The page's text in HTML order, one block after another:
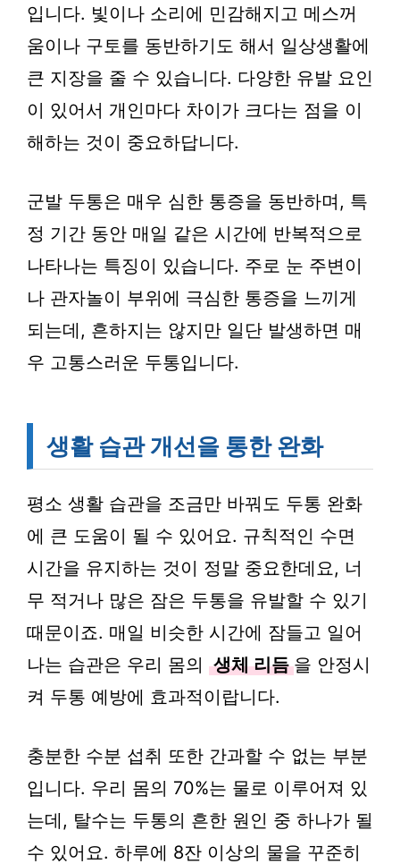
입니다. 빛이나 소리에 민감해지고 메스꺼
움이나 구토를 동반하기도 해서 일상생활에
큰 지장을 줄 수 있습니다. 다양한 유발 요인
이 있어서 개인마다 차이가 크다는 점을 이
해하는 것이 중요하답니다.
군발 두통은 매우 심한 통증을 동반하며, 특
정 기간 동안 매일 같은 시간에 반복적으로
나타나는 특징이 있습니다. 주로 눈 주변이
나 관자놀이 부위에 극심한 통증을 느끼게
되는데, 흔하지는 않지만 일단 발생하면 매
우 고통스러운 두통입니다.
생활 습관 개선을 통한 완화
평소 생활 습관을 조금만 바꿔도 두통 완화
에 큰 도움이 될 수 있어요. 규칙적인 수면
시간을 유지하는 것이 정말 중요한데요, 너
무 적거나 많은 잠은 두통을 유발할 수 있기
때문이죠. 매일 비슷한 시간에 잠들고 일어
나는 습관은 우리 몸의 생체 리듬 을 안정시
켜 두통 예방에 효과적이랍니다.
충분한 수분 섭취 또한 간과할 수 없는 부분
입니다. 우리 몸의 70%는 물로 이루어져 있
는데, 탈수는 두통의 흔한 원인 중 하나가 될
수 있어요. 하루에 8잔 이상의 물을 꾸준히